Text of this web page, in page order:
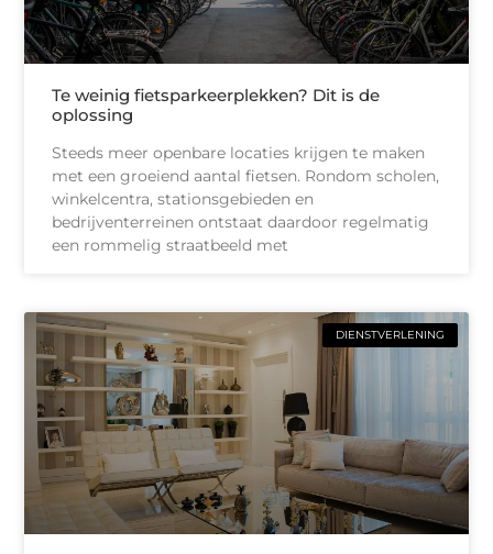
Te weinig fietsparkeerplekken? Dit is de
oplossing
Steeds meer openbare locaties krijgen te maken
met een groeiend aantal fietsen. Rondom scholen,
winkelcentra, stationsgebieden en
bedrijventerreinen ontstaat daardoor regelmatig
een rommelig straatbeeld met
DIENSTVERLENING